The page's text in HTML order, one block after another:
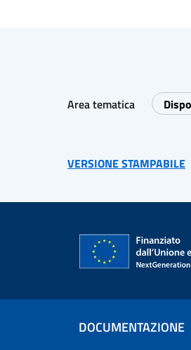
Area tematica
VERSIONE STAMPABILE
DOCUMENTAZIONE